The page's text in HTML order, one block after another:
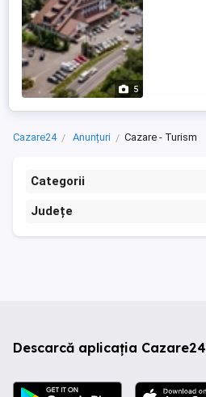
5
Cazare24 Anunțuri Cazare - Turism
Categorii
Județe
Descarcă aplicația Cazare24